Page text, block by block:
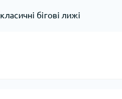
класичні бігові лижі